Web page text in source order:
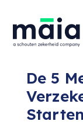
De 5